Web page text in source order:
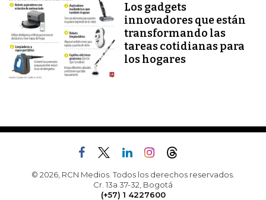
Los gadgets
innovadores que están
transformando las
tareas cotidianas para
los hogares
© 2026, RCN Medios. Todos los derechos reservados.
Cr. 13a 37-32, Bogotá
(+57) 1 4227600